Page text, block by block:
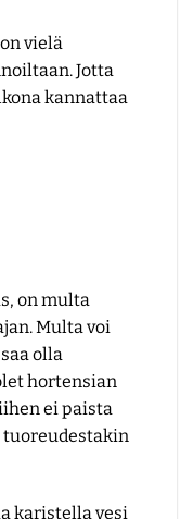
vielä
Jotta
kannattaa
on multa
Multa voi
olla
hortensian
ei paista
tuoreudestakin
karistella vesi